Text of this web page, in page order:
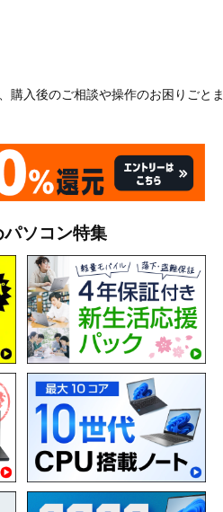
購入後のご相談や操作のお困りごと
パソコン特集